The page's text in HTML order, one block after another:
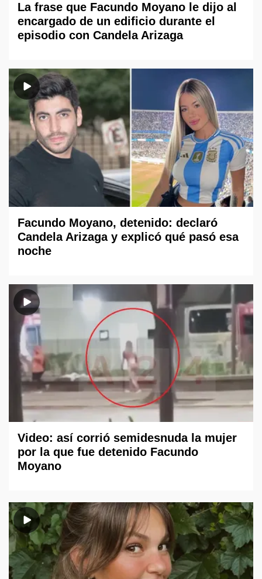
La frase que Facundo Moyano le dijo al
encargado de un edificio durante el
episodio con Candela Arizaga
Facundo Moyano, detenido: declaró
Candela Arizaga y explicó qué pasó esa
noche
Video: así corrió semidesnuda la mujer
por la que fue detenido Facundo
Moyano